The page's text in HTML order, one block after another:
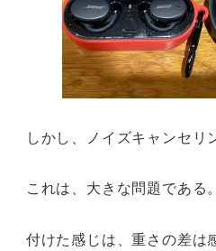
しかし、ノイズキャンセリ
これは、大きな問題である。
付けた感じは、重さの差は